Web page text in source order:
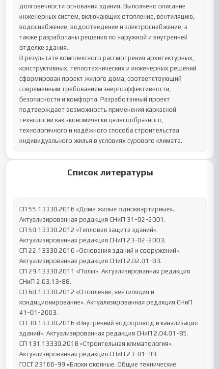
долговечности основания здания. Выполнено описание
инженерных систем, включающих отопление, вентиляцию,
водоснабжение, водоотведение и электроснабжение, а
также разработаны решения по наружной и внутренней
отделке здания.
В результате комплексного рассмотрения архитектурных,
конструктивных, теплотехнических и инженерных решений
сформирован проект жилого дома, соответствующий
современным требованиям энергоэффективности,
безопасности и комфорта. Разработанный проект
подтверждает возможность применения каркасной
технологии как экономически целесообразного,
технологичного и надёжного способа строительства
индивидуального жилья в условиях сурового климата.
Список литературы
СП 55.13330.2016 «Дома жилые одноквартирные».
Актуализированная редакция СНиП 31-02-2001.
СП 50.13330.2012 «Тепловая защита зданий».
Актуализированная редакция СНиП 23-02-2003.
СП 22.13330.2016 «Основания зданий и сооружений».
Актуализированная редакция СНиП 2.02.01-83.
СП 29.13330.2011 «Полы». Актуализированная редакция
СНиП 2.03.13-88.
СП 60.13330.2012 «Отопление, вентиляция и
кондиционирование». Актуализированная редакция СНиП
41-01-2003.
СП 30.13330.2016 «Внутренний водопровод и канализация
зданий». Актуализированная редакция СНиП 2.04.01-85.
СП 131.13330.2018 «Строительная климатология».
Актуализированная редакция СНиП 23-01-99.
ГОСТ 23166-99 «Блоки оконные. Общие технические